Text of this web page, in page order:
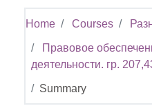
Home Courses
Правовое
деятельности. гр.
Summary